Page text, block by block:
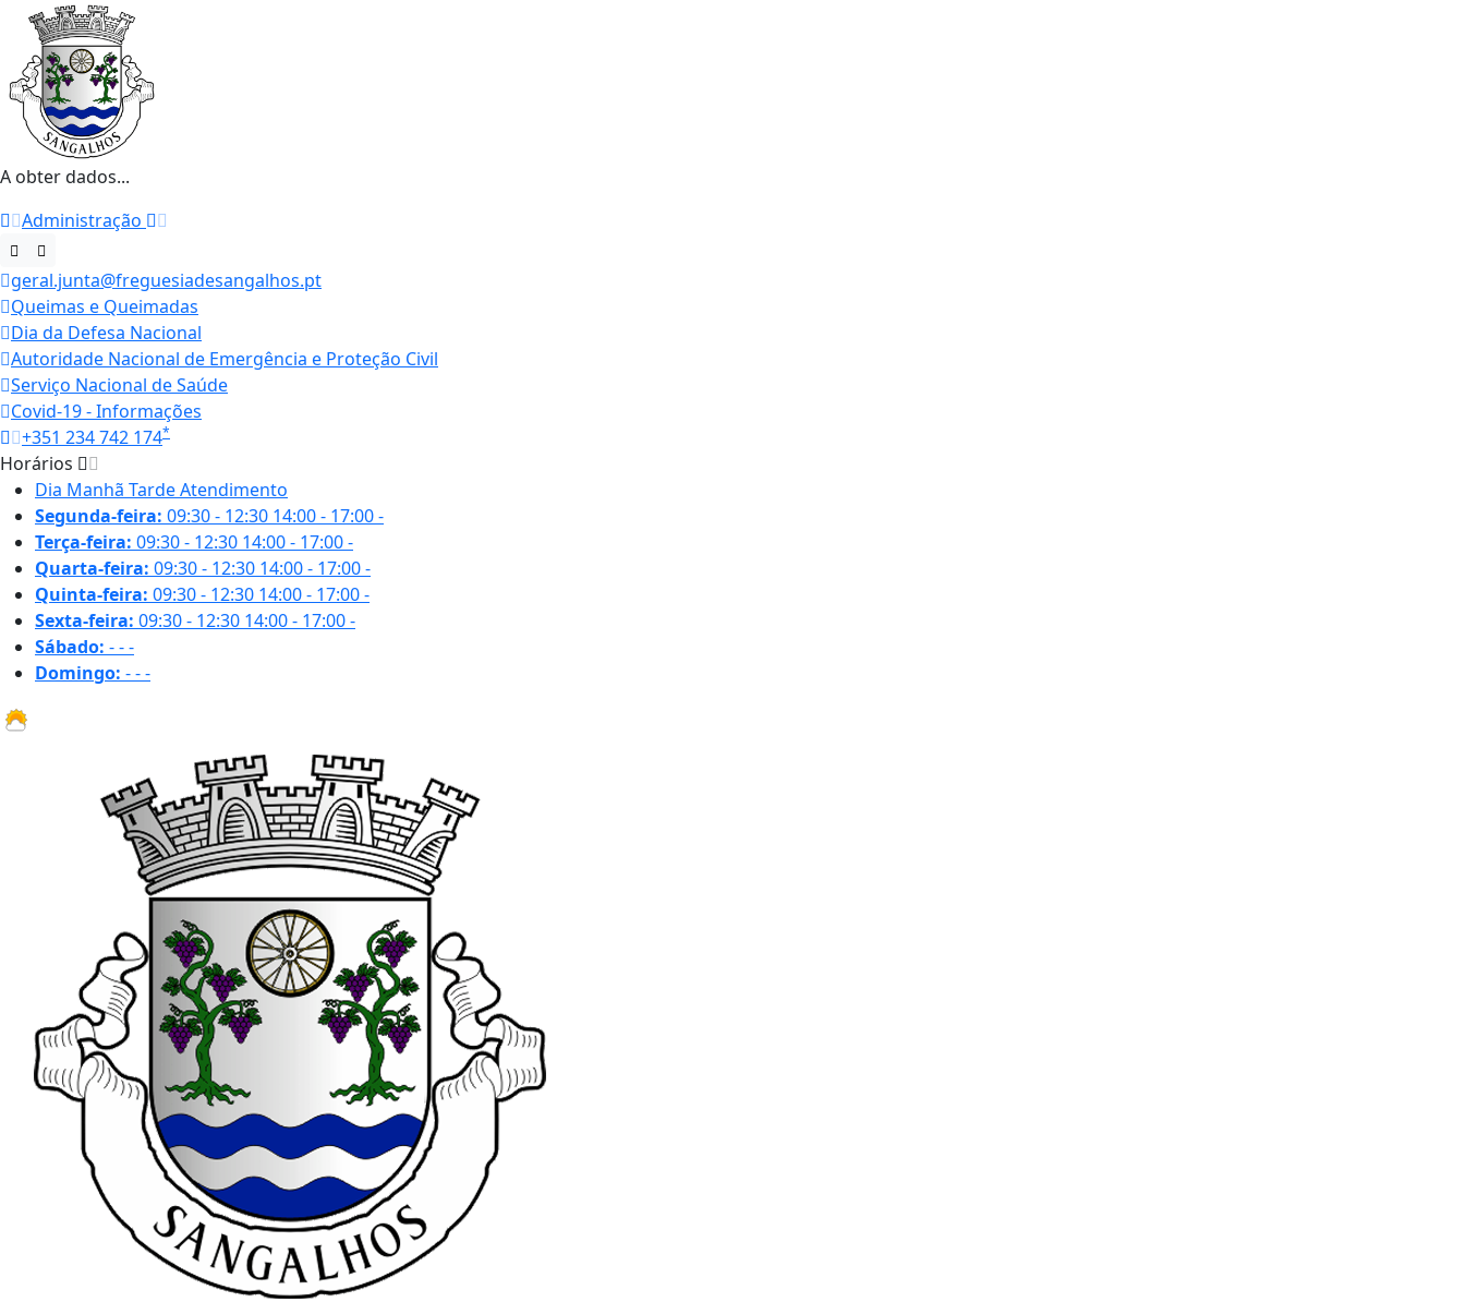
A obter dados...
Administração
geral.junta@freguesiadesangalhos.pt
Queimas e Queimadas
Dia da Defesa Nacional
Autoridade Nacional de Emergência e Proteção Civil
Serviço Nacional de Saúde
Covid-19 - Informações
+351 234 742 174*
Horários
Dia Manhã TardeAtendimento
Segunda-feira: 09:30 - 12:30 14:00 - 17:00-
Terça-feira: 09:30 - 12:30 14:00 - 17:00-
Quarta-feira: 09:30 - 12:30 14:00 - 17:00-
Quinta-feira: 09:30 - 12:30 14:00 - 17:00-
Sexta-feira: 09:30 - 12:30 14:00 - 17:00-
Sábado: ---
Domingo: ---